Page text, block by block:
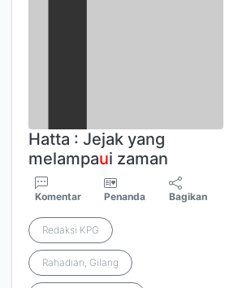
Hatta : Jejak yang
melampaui zaman
Komentar Penanda Bagikan
Redaksi KPG
Rahadian, Gilang